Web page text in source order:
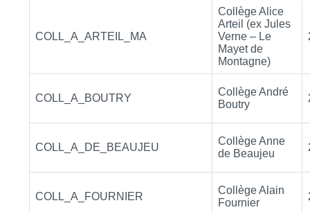
COLL_A_ARTEIL_MA
Collège Alice
Arteil (ex Jules
Verne – Le
Mayet de
Montagne)
COLL_A_BOUTRY
Collège André
Boutry
COLL_A_DE_BEAUJEU
Collège Anne
de Beaujeu
COLL_A_FOURNIER
Collège Alain
Fournier